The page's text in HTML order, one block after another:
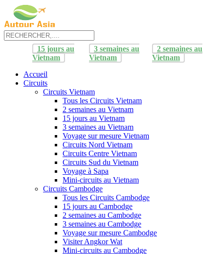
15 jours au
Vietnam
3 semaines au
Vietnam
2 semaines au
Vietnam
Accueil
Circuits
Circuits Vietnam
Tous les Circuits Vietnam
2 semaines au Vietnam
15 jours au Vietnam
3 semaines au Vietnam
Voyage sur mesure Vietnam
Circuits Nord Vietnam
Circuits Centre Vietnam
Circuits Sud du Vietnam
Voyage à Sapa
Mini-circuits au Vietnam
Circuits Cambodge
Tous les Circuits Cambodge
15 jours au Cambodge
2 semaines au Cambodge
3 semaines au Cambodge
Voyage sur mesure Cambodge
Visiter Angkor Wat
Mini-circuits au Cambodge